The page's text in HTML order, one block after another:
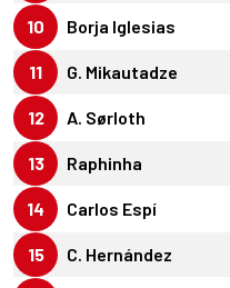
10 Borja Iglesias
11 G. Mikautadze
12 A. Sørloth
13 Raphinha
14 Carlos Espí
15 C. Hernández